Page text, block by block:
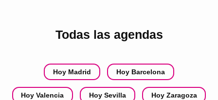
Todas las agendas
Hoy Madrid Hoy Barcelona
Hoy Valencia Hoy Sevilla Hoy Zaragoza